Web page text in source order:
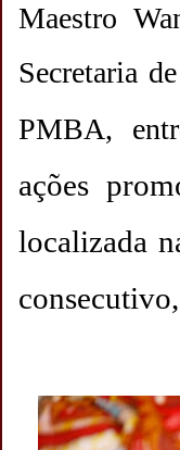
Maestro
Secretaria
PMBA,
ações
localizada